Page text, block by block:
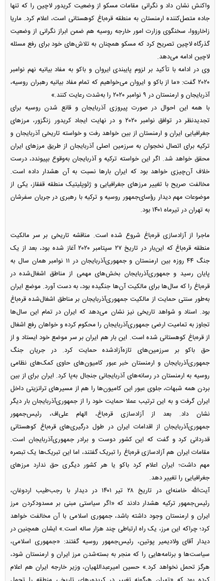
واکنش نشان داد و نگرانی مقامات مسکو از وضعیت کریدور لاچین را که تنها
جاده متصل‌کننده ارمنستان به منطقه قره‌باغ کوهستانی است، اعلام کرد. ماریا
زاخارووا، سخنگوی وزارت امور خارجه روسیه هم ضمن ابراز نگرانی از وضعیت
گذرگاه لاچین تصریح کرد که مسکو همچنان به تلاش‌های خود برای رفع مسئله
لاچین ادامه می‌دهد.
وی در ادامه با تأکید بر لزوم پایبندی ایروان و باکو به مفاد بیانیه نهم نوامبر
۲۰۲۰ گفت: «ما از باکو و ایروان می‌خواهیم که تمام مفاد بیانیه رهبران روسیه،
آذربایجان و ارمنستان در ۹ نوامبر ۲۰۲۰ را به‌شدت رعایت کنند.»
با همه این احوال در صورت پیروزی آذربایجان و قانع شدن روسیه برای
تجدید‌نظر در توافق نوامبر ۲۰۲۰ و در نهایت ایجاد کریدور زنگزور، مرز‌های
جغرافیایی ایران و ارمنستان از بین خواهد رفت و خواسته تاریخی آذربایجان و
ترکیه برای اتصال نخجوان به سرزمین اصلی آذربایجان از طریق مرز‌های ایران
محقق خواهد شد. اگر این خواسته ترکیه و آذربایجان به‌وقوع بپیوندد، درست
خلاف آن‌چیزی خواهد بود که ایران بار‌ها نسبت به آن هشدار داده است.
مخالفت صریح با تغییر مرز‌های جغرافیایی و ژئوپلیتیک منطقه قفقاز، یکی از
موضوعات مهم دیدار رؤسای‌جمهور روسیه و ترکیه با رهبری در جریان سفرشان
به تهران در تیر‌ماه ۱۴۰۱ بود.
ماجرا از آزادسازی قره‌باغ شروع شده است. مناقشه تاریخی بر سر مالکیت
منطقه قره‌باغ که این‌بار در تاریخ ۲۷ سپتامبر ۲۰۲۰ آغاز شده بود، بعد از یک
جنگ ۴۴ روزه بین ارمنستان و جمهوری‌آذربایجان در ۱۱ نوامبر همان سال به
پایان رسید و جمهوری‌آذربایجان بخش‌های مهمی از مناطق اشغال‌شده در
قره‌باغ را که سال‌ها برای مالکیت آن‌ها جنگیده بود، به دست آورد. موضع ایران
به‌طور سنتی حمایت از مالکیت جمهوری‌آذربایجان بر مناطق اشغال‌شده قره‌باغ
بود. اسناد و شواهد تاریخی نیز نشان می‌دهد که ایران در تمام این سال‌ها
تجاوز به تمامیت ارضی جمهوری‌آذربایجان را محکوم کرده و خواهان رفع اشغال
از قره‌باغ کوهستانی شده است. این بار هم ایران بر سر موضع خود ایستاد و از
حق باکو بر سرزمین‌های تازه‌آزادشده حمایت کرد. در جریان جنگ
جمهوری‌آذربایجان و ارمنستان خبر عبور کامیون‌های حاوی کمک‌های نظامی
روسیه به ارمنستان در رسانه‌های آذربایجانی جنجال به‌پا کرد. ایران برای از بین
بردن همه شبهات، جلوی عبور این کامیون‌ها را هم از مسیر‌های ترانزیتی داخل
ایران گرفت و به این ترتیب عملا حمایت خود را از جمهوری‌آذربایجان بار دیگر
نشان داد. بعد از آزادسازی قره‌باغ، الهام علی‌اف، رئیس‌جمهور
جمهوری‌آذربایجان از اقدامات ایران در طول درگیری‌های قره‌باغ کوهستانی
قدردانی کرد و گفت که این کشور دوست و برادر جمهوری‌آذربایجان است.
مقامات ایران هم آزادسازی قره‌باغ را تبریک گفتند، اما این تبریک‌ها یک تبصره
مهم داشت؛ ایران اعلام کرد باکو یا هر کشور دیگری حق ندارد مرز‌های
جغرافیایی را تغییر دهد.
آیت‌الله خامنه‌ای در تاریخ ۲۸ تیر ۱۴۰۱ در دیدار با رجب‌طیب اردوغان،
رئیس‌جمهور ترکیه هشدار دادند که «اگر سیاستی مبنی بر مسدودکردن مرز
ایران و ارمنستان وجود داشته باشد، جمهوری اسلامی با آن مخالفت خواهد
کرد؛ چراکه این مرز، یک راه ارتباطی چند هزار ساله است.» ایشان همچنین در
دیدار آقای ولادیمیر پوتین، رئیس‌جمهور روسیه گفتند: «جمهوری اسلامی،
سیاست‌ها و برنامه‌هایی را که منجر به بسته‌شدن مرز ایران و ارمنستان شود،
هرگز تحمل نخواهد کرد.» حسین امیرعبداللهیان، وزیر خارجه ایران هم اعلام